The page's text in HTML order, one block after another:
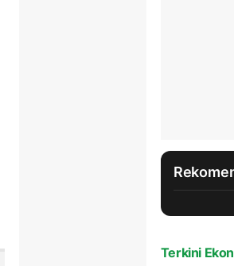
Terkini